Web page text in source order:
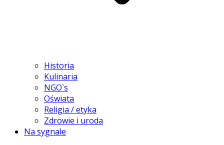
Historia
Kulinaria
NGO`s
Oświata
Religia / etyka
Zdrowie i uroda
Na sygnale